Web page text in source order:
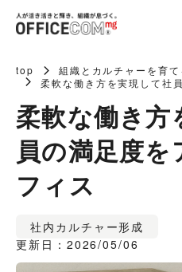
top 組織とカルチャーを育て
柔軟な働き方を実現して社
柔軟な働き方
員の満足度
フィス
社内カルチャー形成
更新日：2026/05/06